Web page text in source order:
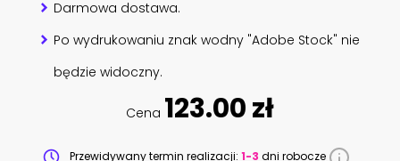
Darmowa dostawa.
Po wydrukowaniu znak wodny "Adobe Stock" nie
będzie widoczny.
Cena 123.00 zł
Przewidywany termin realizacji: 1-3 dni robocze